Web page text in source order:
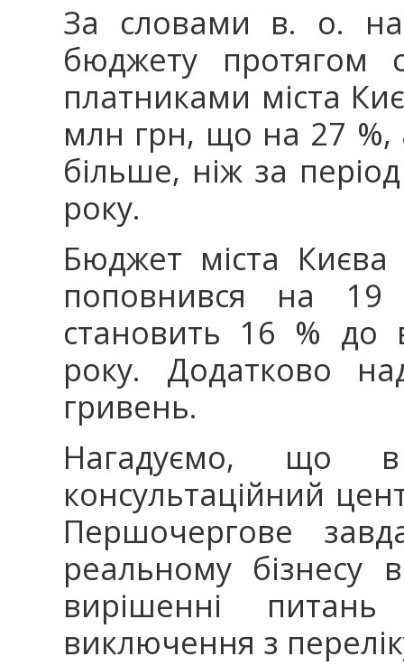
За словами в. о.
бюджету протягом
платниками міста
млн грн, що на 27
більше, ніж за
року.
Бюджет міста Києва
поповнився на
становить 16 % до
року. Додатково
гривень.
Нагадуємо, що
консультаційний
Першочергове
реальному бізнесу
вирішенні
виключення з